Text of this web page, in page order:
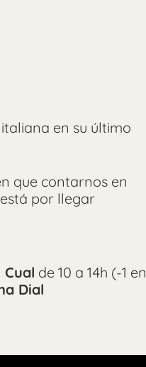
italiana en su último
que contarnos en
por llegar
Cual de 10 a 14h (-1 en
Dial